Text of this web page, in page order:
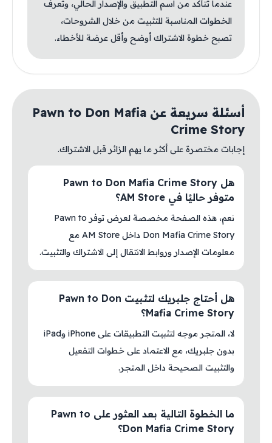
عندما تتأكد من اسم التطبيق والإصدار الحالي، وتعرف
الخطوات المناسبة للتثبيت من خلال الشروحات،
تصبح خطوة الاشتراك أوضح وأقل عرضة للأخطاء.
أسئلة سريعة عن Pawn to Don Mafia
Crime Story
إجابات مختصرة على أكثر ما يهم الزائر قبل الاشتراك.
هل Pawn to Don Mafia Crime Story
متوفر حاليًا في AM Store؟
نعم، هذه الصفحة مخصصة لعرض توفر Pawn to
Don Mafia Crime Story داخل AM Store مع
معلومات الإصدار وروابط الانتقال إلى الاشتراك والتثبيت.
هل أحتاج جلبريك لتثبيت Pawn to Don
Mafia Crime Story؟
لا، المتجر موجه لتثبيت التطبيقات على iPhone وiPad
بدون جلبريك، مع الاعتماد على خطوات التفعيل
والتثبيت الصحيحة داخل المتجر.
ما الخطوة التالية بعد العثور على Pawn to
Don Mafia Crime Story؟